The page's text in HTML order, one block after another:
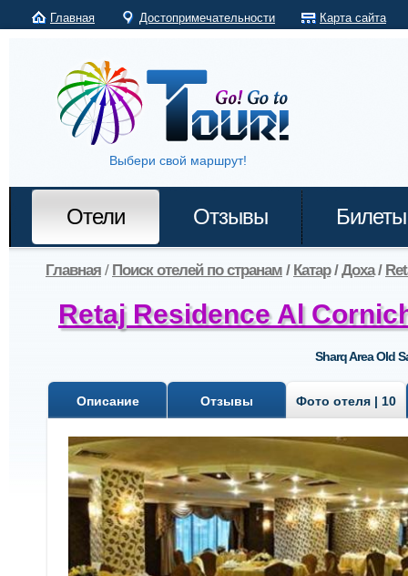
Главная Достопримечательности Карта сайта
Выбери свой маршрут!
Отели Отзывы Билеты
Главная / Поиск отелей по странам / Катар/Доха/
Retaj Residence Al
Sharq Area Old
Описание Отзывы Фото отеля | 10